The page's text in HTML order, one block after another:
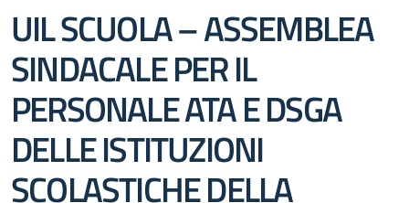
UIL SCUOLA – ASSEMBLEA
SINDACALE PER IL
PERSONALE ATA E DSGA
DELLE ISTITUZIONI
SCOLASTICHE DELLA